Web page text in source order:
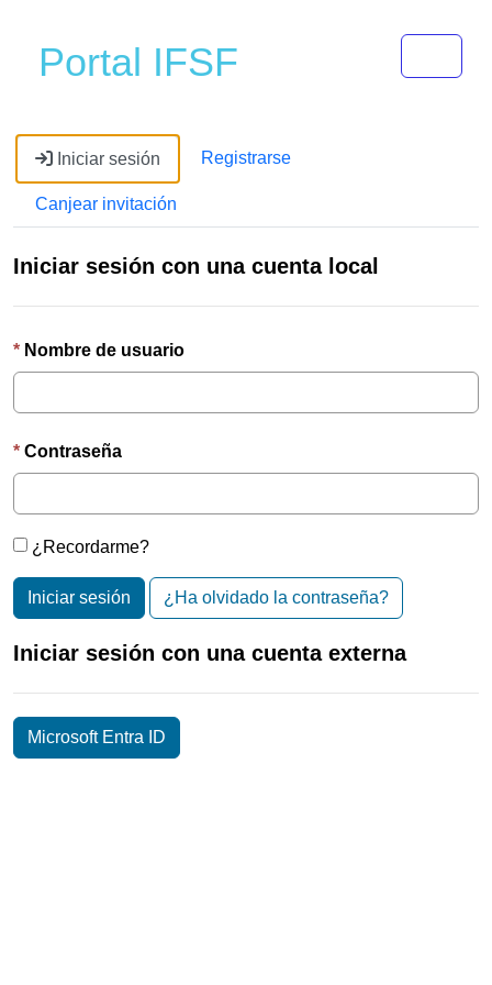
Portal IFSF
Iniciar sesión Registrarse
Canjear invitación
Iniciar sesión con una cuenta local
Nombre de usuario
Contraseña
¿Recordarme?
Iniciar sesión ¿Ha olvidado la contraseña?
Iniciar sesión con una cuenta externa
Microsoft Entra ID